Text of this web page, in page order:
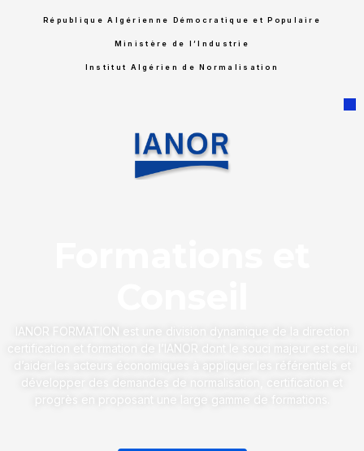
République Algérienne Démocratique et Populaire
Ministère de l’Industrie
Institut Algérien de Normalisation
IANOR FORMATION est une division dynamique de la direction
certification et formation de l’IANOR dont le souci majeur est celui
d’aider les acteurs économiques à appliquer les référentiels et
développer des demandes de normalisation, certification et
progrès en proposant une large gamme de formations.